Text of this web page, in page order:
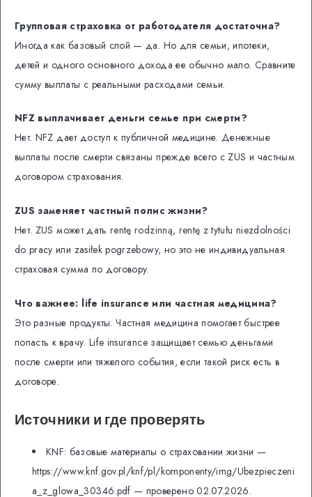
Групповая страховка от работодателя достаточна?
Иногда как базовый слой — да. Но для семьи, ипотеки,
детей и одного основного дохода ее обычно мало. Сравните
сумму выплаты с реальными расходами семьи.
NFZ выплачивает деньги семье при смерти?
Нет. NFZ дает доступ к публичной медицине. Денежные
выплаты после смерти связаны прежде всего с ZUS и частным
договором страхования.
ZUS заменяет частный полис жизни?
Нет. ZUS может дать rentę rodzinną, rentę z tytułu niezdolności
do pracy или zasiłek pogrzebowy, но это не индивидуальная
страховая сумма по договору.
Что важнее: life insurance или частная медицина?
Это разные продукты. Частная медицина помогает быстрее
попасть к врачу. Life insurance защищает семью деньгами
после смерти или тяжелого события, если такой риск есть в
договоре.
Источники и где проверять
KNF: базовые материалы о страховании жизни —
https://www.knf.gov.pl/knf/pl/komponenty/img/Ubezpieczeni
a_z_glowa_30346.pdf — проверено 02.07.2026.